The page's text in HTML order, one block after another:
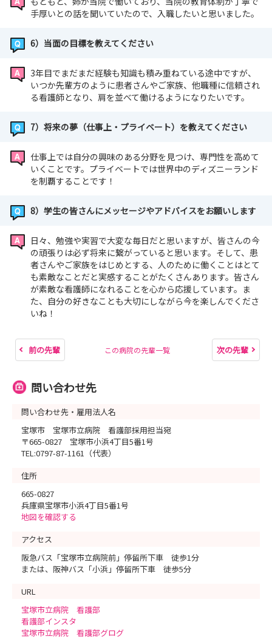
手厚いとの話を聞いていたので、入職したいと思いました。
6）当面の目標を教えてください
3年目でまだまだ経験も知識も積み重ねている途中ですが、
いつか先輩方のように患者さんやご家族、他職種に信頼され
る看護師となり、肩を並べて働けるようになりたいです。
7）将来の夢（仕事上・プライベート）を教えてください
仕事上では自分の興味のある分野を見つけ、専門性を高めて
いくことです。プライベートでは世界中のディズニーランド
を制覇することです！
8）学生の皆さんにメッセージやアドバイスをお願いします
日々、勉強や実習で大変な毎日だと思いますが、皆さんの今
の頑張りは必ず将来に繋がっていると思います。そして、患
者さんやご家族をはじめとする、人のために働くことはとて
も素敵なことだと実感することがたくさんあります。皆さん
が素敵な看護師になれることを心から応援しています。ま
た、自分の好きなことも大切にしながら今を楽しんでくださ
いね！
前の先輩 この病院の先輩一覧 次の先輩
問い合わせ先
問い合わせ先・雇用法人名
宝塚市 宝塚市立病院 看護部採用担当宛
〒665-0827 宝塚市小浜4丁目5番1号
TEL:0797-87-1161（代表）
住所
665-0827
兵庫県宝塚市小浜4丁目5番1号
地図を確認する
アクセス
阪急バス「宝塚市立病院前」停留所下車 徒歩1分
または、阪神バス「小浜」停留所下車 徒歩5分
URL
宝塚市立病院 看護部
看護部インスタ
宝塚市立病院 看護部グログ